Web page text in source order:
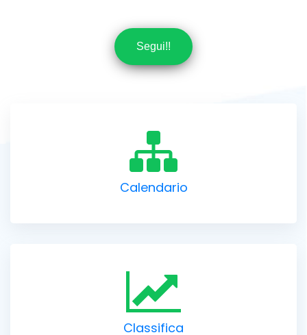
Segui!!
Calendario
Classifica